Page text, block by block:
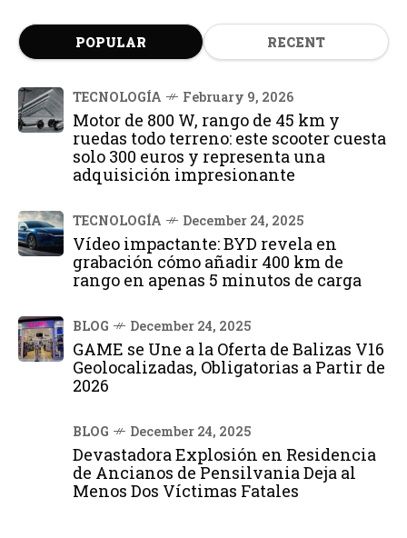
POPULAR RECENT
TECNOLOGÍA February 9, 2026
Motor de 800 W, rango de 45 km y
ruedas todo terreno: este scooter cuesta
solo 300 euros y representa una
adquisición impresionante
TECNOLOGÍA December 24, 2025
Vídeo impactante: BYD revela en
grabación cómo añadir 400 km de
rango en apenas 5 minutos de carga
BLOG December 24, 2025
GAME se Une a la Oferta de Balizas V16
Geolocalizadas, Obligatorias a Partir de
2026
BLOG December 24, 2025
Devastadora Explosión en Residencia
de Ancianos de Pensilvania Deja al
Menos Dos Víctimas Fatales